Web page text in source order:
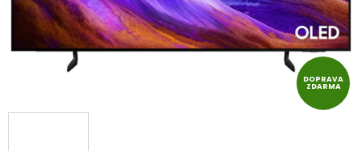
DOPRAVA
ZDARMA